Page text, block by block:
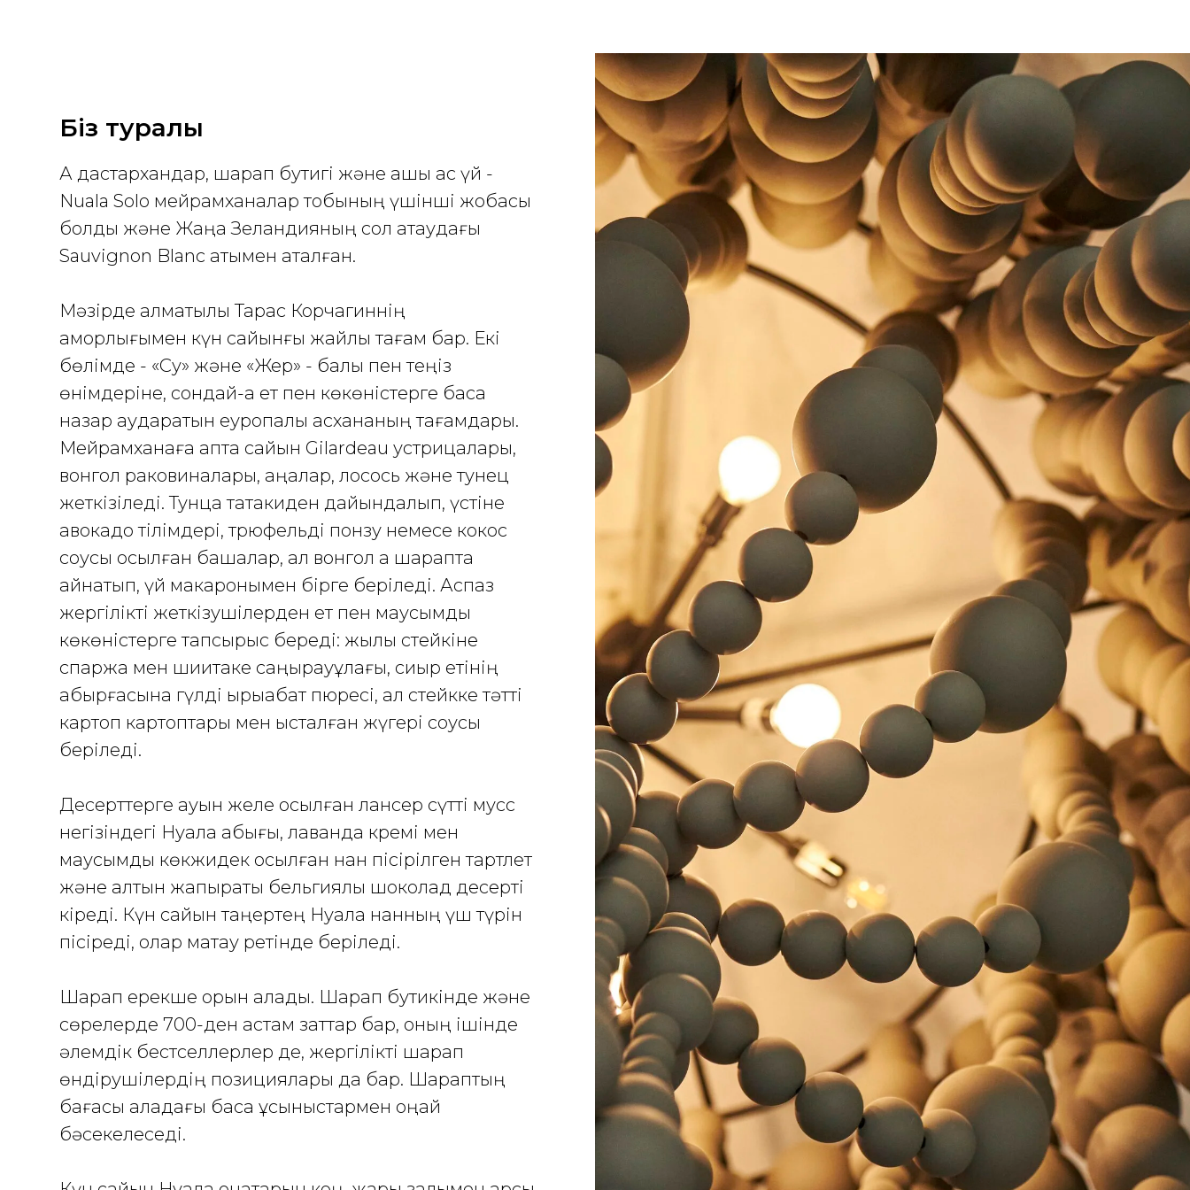
Біз туралы
Ақ дастархандар, шарап бутигі және ашық ас үй -
Nuala Solo мейрамханалар тобының үшінші жобасы
болды және Жаңа Зеландияның сол атаудағы
Sauvignon Blanc атымен аталған.
Мәзірде алматылық Тарас Корчагиннің
қамқорлығымен күн сайынғы жайлы тағам бар. Екі
бөлімде - «Су» және «Жер» - балық пен теңіз
өнімдеріне, сондай-ақ ет пен көкөністерге баса
назар аударатын еуропалық асхананың тағамдары.
Мейрамханаға апта сайын Gilardeau устрицалары,
вонгол раковиналары, қаңқалар, лосось және тунец
жеткізіледі. Тунца татакиден дайындалып, үстіне
авокадо тілімдері, трюфельді понзу немесе кокос
соусы қосылған бақшалар, ал вонгол ақ шарапта
қайнатып, үй макаронымен бірге беріледі. Аспаз
жергілікті жеткізушілерден ет пен маусымдық
көкөністерге тапсырыс береді: жылқы стейкіне
спаржа мен шиитаке саңырауқұлағы, сиыр етінің
қабырғасына гүлді қырыққабат пюресі, ал стейкке тәтті
картоп картоптары мен ысталған жүгері соусы
беріледі.
Десерттерге қауын желе қосылған лансер сүтті мусс
негізіндегі Нуала қабығы, лаванда кремі мен
маусымдық көкжидек қосылған нан пісірілген тартлет
және алтын жапырақты бельгиялық шоколад десерті
кіреді. Күн сайын таңертең Нуала нанның үш түрін
пісіреді, олар мақтау ретінде беріледі.
Шарап ерекше орын алады. Шарап бутикінде және
сөрелерде 700-ден астам заттар бар, оның ішінде
әлемдік бестселлерлер де, жергілікті шарап
өндірушілердің позициялары да бар. Шараптың
бағасы қаладағы басқа ұсыныстармен оңай
бәсекелеседі.